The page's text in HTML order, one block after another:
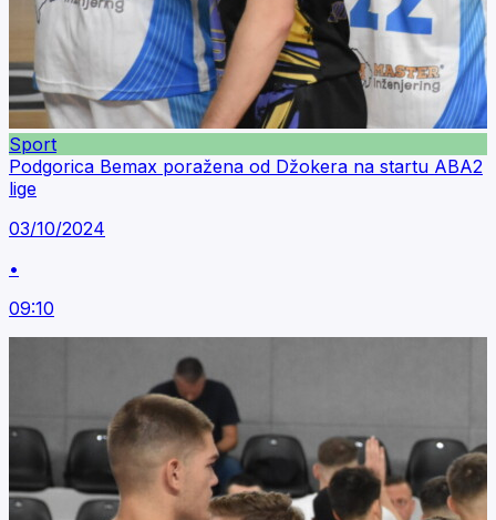
Sport
Podgorica Bemax poražena od Džokera na startu ABA2
lige
03/10/2024
•
09:10